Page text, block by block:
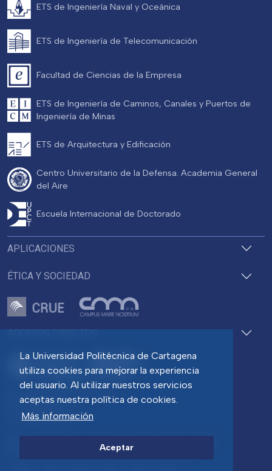
La Universidad Politécnica de Cartagena
utiliza cookies para mejorar la experiencia
del usuario. Al utilizar nuestros servicios
aceptas nuestra política de cookies.
Más información
Aceptar
ACCESOS DIRECTOS
Edif. La Milagrosa
C.P. 30202 Cartagena
Tlf: 968 32 54 00
Protección de datos
APLICACIONES
ÉTICA Y SOCIEDAD
ETS de Ingeniería Naval y Oceánica
ETS de Ingeniería de Telecomunicación
Facultad de Ciencias de la Empresa
ETS de Ingeniería de Caminos, Canales y Puertos de
Ingeniería de Minas
ETS de Arquitectura y Edificación
Centro Universitario de la Defensa. Academia General
del Aire
Escuela Internacional de Doctorado